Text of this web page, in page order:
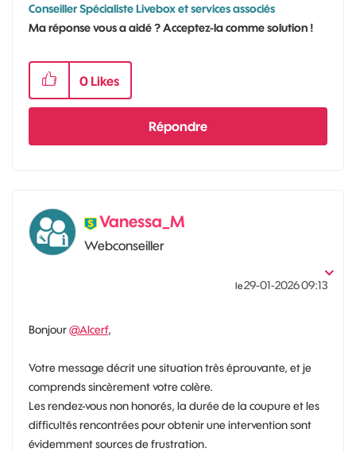
Conseiller Spécialiste Livebox et services associés
Ma réponse vous a aidé ? Acceptez-la comme solution !
0 Likes
Répondre
Vanessa_M
Webconseiller
le‎29-01-202609:13
Bonjour@Alcerf,
Votre message décrit une situation très éprouvante, et je
comprends sincèrement votre colère.
Les rendez-vous non honorés, la durée de la coupure et les
difficultés rencontrées pour obtenir une intervention sont
évidemment sources de frustration.